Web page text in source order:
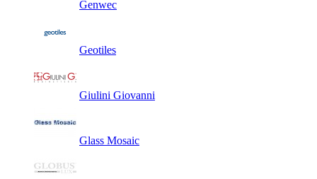
Genwec
Geotiles
Giulini Giovanni
Glass Mosaic